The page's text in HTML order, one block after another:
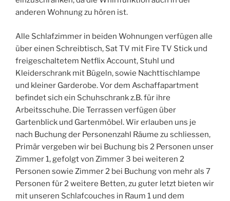
anderen Wohnung zu hören ist.
Alle Schlafzimmer in beiden Wohnungen verfügen alle
über einen Schreibtisch, Sat TV mit Fire TV Stick und
freigeschaltetem Netflix Account, Stuhl und
Kleiderschrank mit Bügeln, sowie Nachttischlampe
und kleiner Garderobe. Vor dem Aschaffapartment
befindet sich ein Schuhschrank z.B. für ihre
Arbeitsschuhe. Die Terrassen verfügen über
Gartenblick und Gartenmöbel. Wir erlauben uns je
nach Buchung der Personenzahl Räume zu schliessen,
Primär vergeben wir bei Buchung bis 2 Personen unser
Zimmer 1, gefolgt von Zimmer 3 bei weiteren 2
Personen sowie Zimmer 2 bei Buchung von mehr als 7
Personen für 2 weitere Betten, zu guter letzt bieten wir
mit unseren Schlafcouches in Raum 1 und dem